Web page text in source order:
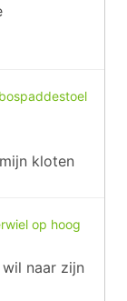
kloten
op hoog
naar zijn